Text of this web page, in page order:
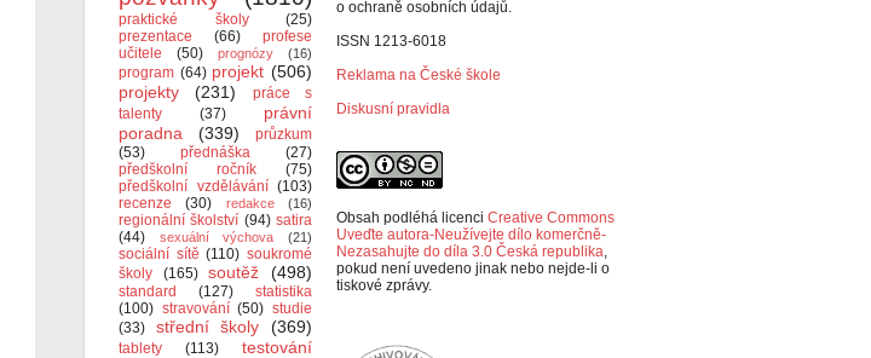
praktické školy
(25)
prezentace
(66)
profese
učitele
(50) prognózy (16)
program (64) projekt (506)
projekty
(231)
práce s
talenty
(37)
právní
poradna
(339)
průzkum
(53)
přednáška
(27)
předškolní ročník
(75)
předškolní vzdělávání (103)
recenze
(30) redakce (16)
regionální školství (94) satira
(44)
sexuální výchova (21)
sociální sítě (110) soukromé
školy
(165) soutěž (498)
standard (127)
statistika
(100) stravování (50) studie
(33)
střední školy (369)
tablety (113)
testování
o ochraně osobních údajů.
ISSN 1213-6018
Reklama na České škole
Diskusní pravidla
Obsah podléhá licenci Creative Commons
Uveďte autora-Neužívejte dílo komerčně-
Nezasahujte do díla 3.0 Česká republika
pokud není uvedeno jinak nebo nejde-li o
tiskové zprávy.